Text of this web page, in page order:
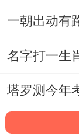
名字打一生
塔罗测今年